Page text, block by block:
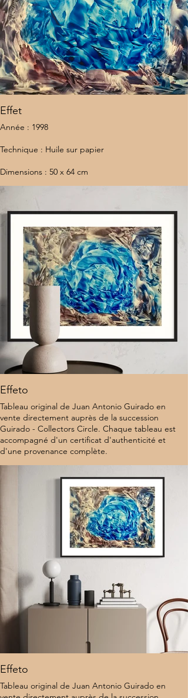
Effet
Année : 1998
Technique : Huile sur papier
Dimensions : 50 x 64 cm
Lieu : États-Unis
Effeto
Tableau original de Juan Antonio Guirado en
vente directement auprès de la succession
Guirado - Collectors Circle. Chaque tableau est
accompagné d'un certificat d'authenticité et
d'une provenance complète.
Effeto
Tableau original de Juan Antonio Guirado en